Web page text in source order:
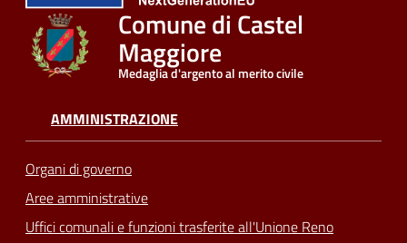
Comune di Castel
Maggiore
Medaglia d'argento al merito civile
AMMINISTRAZIONE
Organi di governo
Aree amministrative
Uffici comunali e funzioni trasferite all'Unione Reno